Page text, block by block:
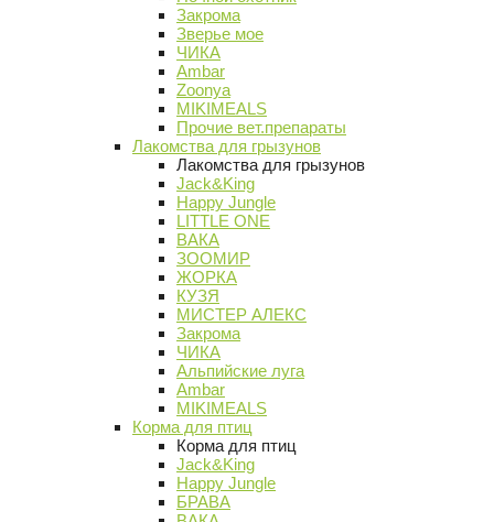
Закрома
Зверье мое
ЧИКА
Ambar
Zoonya
MIKIMEALS
Прочие вет.препараты
Лакомства для грызунов
Лакомства для грызунов
Jack&King
Happy Jungle
LITTLE ONE
ВАКА
ЗООМИР
ЖОРКА
КУЗЯ
МИСТЕР АЛЕКС
Закрома
ЧИКА
Альпийские луга
Ambar
MIKIMEALS
Корма для птиц
Корма для птиц
Jack&King
Happy Jungle
БРАВА